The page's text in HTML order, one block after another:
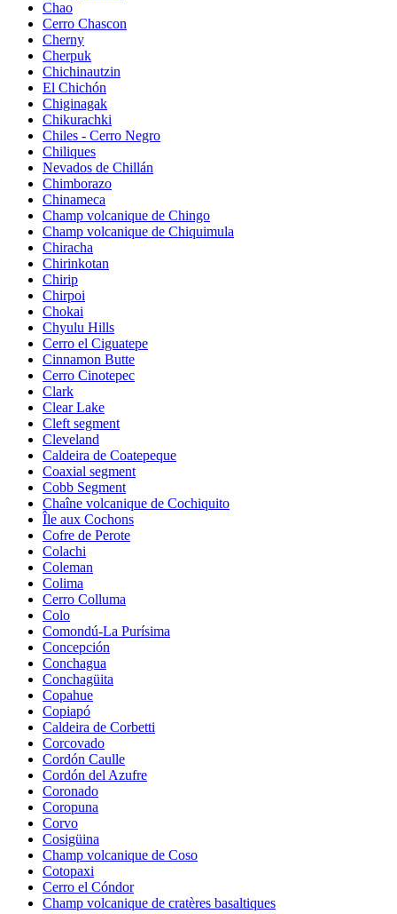
Chao
Cerro Chascon
Cherny
Cherpuk
Chichinautzin
El Chichón
Chiginagak
Chikurachki
Chiles - Cerro Negro
Chiliques
Nevados de Chillán
Chimborazo
Chinameca
Champ volcanique de Chingo
Champ volcanique de Chiquimula
Chiracha
Chirinkotan
Chirip
Chirpoi
Chokai
Chyulu Hills
Cerro el Ciguatepe
Cinnamon Butte
Cerro Cinotepec
Clark
Clear Lake
Cleft segment
Cleveland
Caldeira de Coatepeque
Coaxial segment
Cobb Segment
Chaîne volcanique de Cochiquito
Île aux Cochons
Cofre de Perote
Colachi
Coleman
Colima
Cerro Colluma
Colo
Comondú-La Purísima
Concepción
Conchagua
Conchagüita
Copahue
Copiapó
Caldeira de Corbetti
Corcovado
Cordón Caulle
Cordón del Azufre
Coronado
Coropuna
Corvo
Cosigüina
Champ volcanique de Coso
Cotopaxi
Cerro el Cóndor
Champ volcanique de cratères basaltiques